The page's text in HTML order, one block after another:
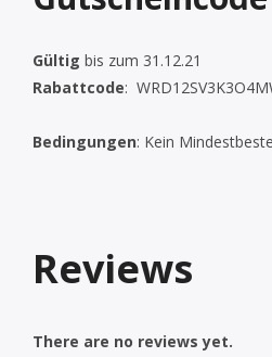
Gültig bis zum 31.12.21
Rabattcode:
Bedingungen: Kein
Reviews
There are no reviews yet.